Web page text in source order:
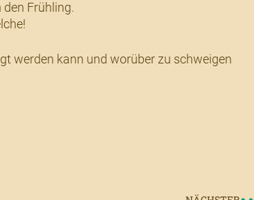
den Frühling.
werden kann und worüber zu schweigen